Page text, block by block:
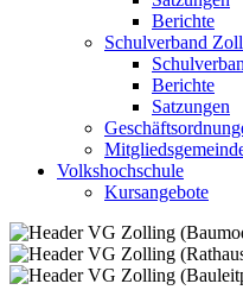
Berichte
Schulverband
Berichte
Satzungen
Volkshochschule
Kursangebote